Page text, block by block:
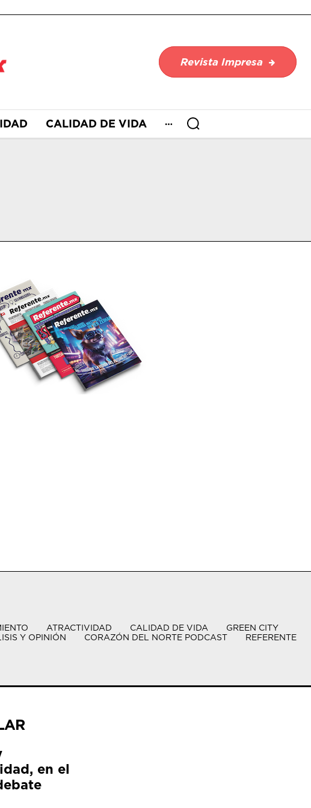
Revista Impresa
CALIDAD DE VIDA
ATRACTIVIDAD CALIDAD DE VIDA
GREEN CITY
Y OPINIÓN
CORAZÓN DEL NORTE PODCAST REFERENTE
en el